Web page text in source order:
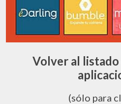
Volver al
(sólo para